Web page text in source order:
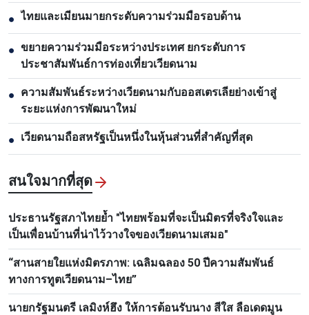
● ไทยและเมียนมายกระดับความร่วมมือรอบด้าน
● ขยายความร่วมมือระหว่างประเทศ ยกระดับการ
ประชาสัมพันธ์การท่องเที่ยวเวียดนาม
● ความสัมพันธ์ระหว่างเวียดนามกับออสเตรเลียย่างเข้าสู่
ระยะแห่งการพัฒนาใหม่
● เวียดนามถือสหรัฐเป็นหนึ่งในหุ้นส่วนที่สำคัญที่สุด
สนใจมากที่สุด
ประธานรัฐสภาไทยย้ำ "ไทยพร้อมที่จะเป็นมิตรที่จริงใจและ
เป็นเพื่อนบ้านที่น่าไว้วางใจของเวียดนามเสมอ"
“สานสายใยแห่งมิตรภาพ: เฉลิมฉลอง 50 ปีความสัมพันธ์
ทางการทูตเวียดนาม–ไทย”
นายกรัฐมนตรี เลมิงห์ฮึง ให้การต้อนรับนาง สีใส ลือเดดมูน